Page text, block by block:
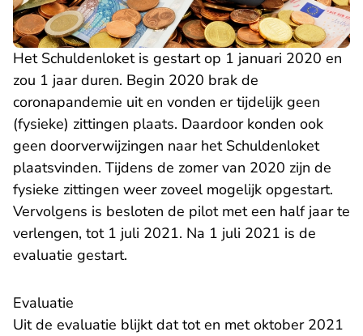
Het Schuldenloket is gestart op 1 januari 2020 en
zou 1 jaar duren. Begin 2020 brak de
coronapandemie uit en vonden er tijdelijk geen
(fysieke) zittingen plaats. Daardoor konden ook
geen doorverwijzingen naar het Schuldenloket
plaatsvinden. Tijdens de zomer van 2020 zijn de
fysieke zittingen weer zoveel mogelijk opgestart.
Vervolgens is besloten de pilot met een half jaar te
verlengen, tot 1 juli 2021. Na 1 juli 2021 is de
evaluatie gestart.
Evaluatie
Uit de evaluatie blijkt dat tot en met oktober 2021